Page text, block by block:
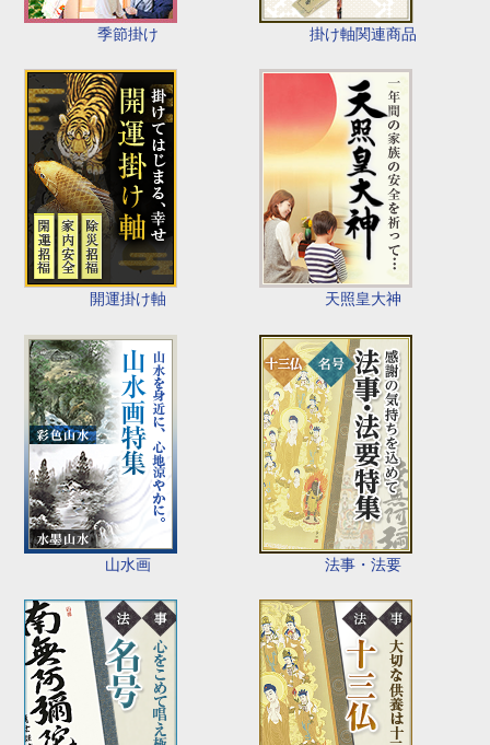
季節掛け 掛け軸関連商品
開運掛け軸 天照皇大神
山水画 法事・法要